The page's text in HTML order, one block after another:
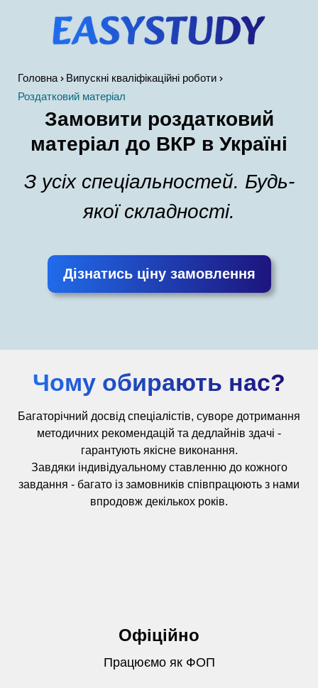
Замовити роздатковий
матеріал до ВКР в Україні
З усіх спеціальностей. Будь-
якої складності.
Дізнатись ціну замовлення
Головна
Випускні кваліфікаційні роботи
Роздатковий матеріал
Чому обирають нас?
Багаторічний досвід спеціалістів, суворе дотримання
методичних рекомендацій та дедлайнів здачі -
гарантують якісне виконання.
Завдяки індивідуальному ставленню до кожного
завдання - багато із замовників співпрацюють з нами
впродовж декількох років.
Офіційно
Працюємо як ФОП